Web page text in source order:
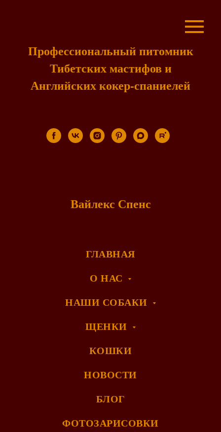
Профессиональный питомник
Тибетских мастифов и
Английских кокер-спаниелей
Вайлекс Спенс
ГЛАВНАЯ
О НАС
НАШИ СОБАКИ
ЩЕНКИ
КОШКИ
НОВОСТИ
БЛОГ
ФОТОЗАРИСОВКИ